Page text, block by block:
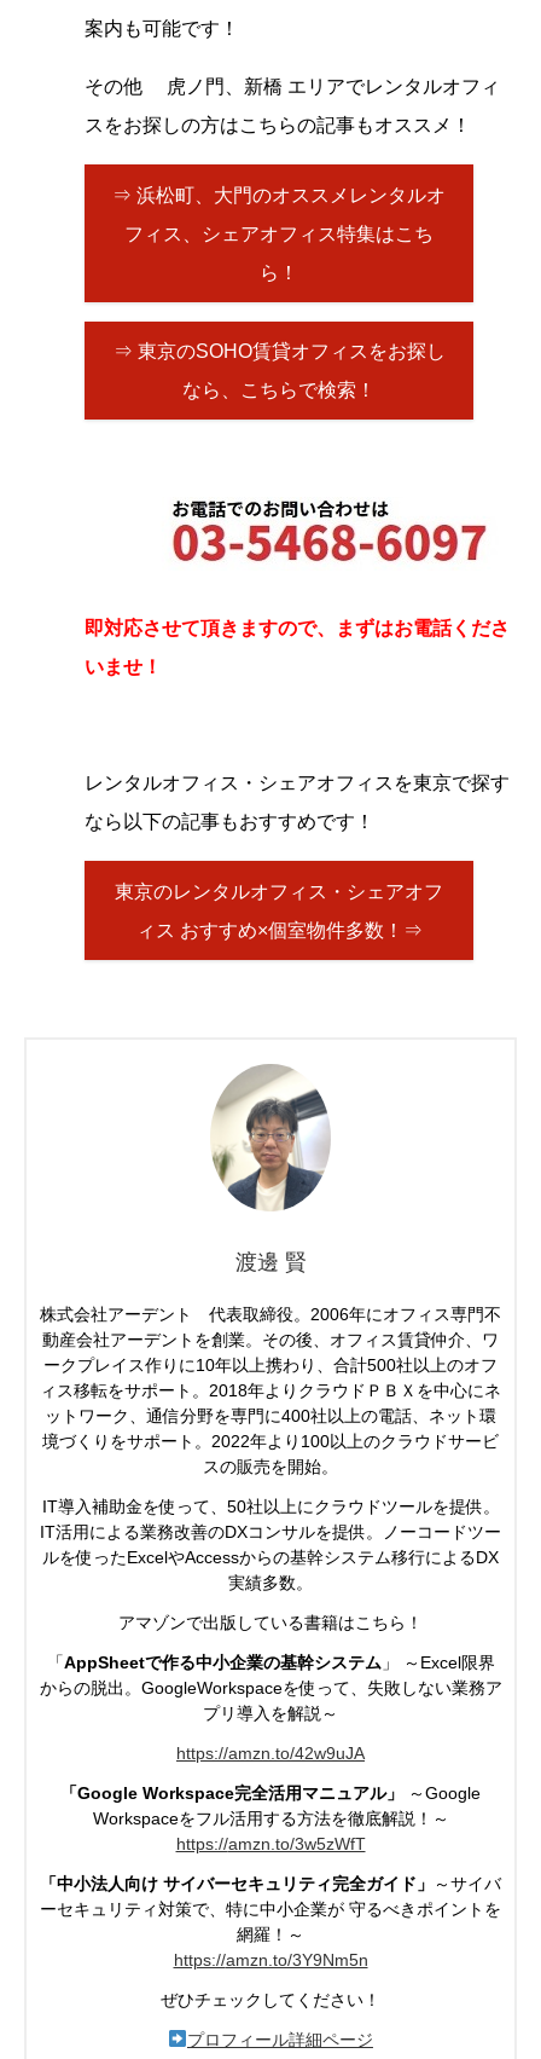
案内も可能です！
その他 虎ノ門、新橋 エリアでレンタルオフィ
スをお探しの方はこちらの記事もオススメ！
⇒ 浜松町、大門のオススメレンタルオ
フィス、シェアオフィス特集はこち
ら！
⇒ 東京のSOHO賃貸オフィスをお探し
なら、こちらで検索！
即対応させて頂きますので、まずはお電話くださ
いませ！
レンタルオフィス・シェアオフィスを東京で探す
なら以下の記事もおすすめです！
東京のレンタルオフィス・シェアオフ
ィス おすすめ×個室物件多数！⇒
渡邊 賢
株式会社アーデント 代表取締役。2006年にオフィス専門不
動産会社アーデントを創業。その後、オフィス賃貸仲介、ワ
ークプレイス作りに10年以上携わり、合計500社以上のオフ
ィス移転をサポート。2018年よりクラウドＰＢＸを中心にネ
ットワーク、通信分野を専門に400社以上の電話、ネット環
境づくりをサポート。2022年より100以上のクラウドサービ
スの販売を開始。
IT導入補助金を使って、50社以上にクラウドツールを提供。
IT活用による業務改善のDXコンサルを提供。ノーコードツー
ルを使ったExcelやAccessからの基幹システム移行によるDX
実績多数。
アマゾンで出版している書籍はこちら！
「AppSheetで作る中小企業の基幹システム 」 ～Excel限界
からの脱出。GoogleWorkspaceを使って、失敗しない業務ア
プリ導入を解説～
https://amzn.to/42w9uJA
「Google Workspace完全活用マニュアル」
～Google
Workspaceをフル活用する方法を徹底解説！～
https://amzn.to/3w5zWfT
「中小法人向け サイバーセキュリティ完全ガイド」
～サイバ
ーセキュリティ対策で、特に中小企業が 守るべきポイントを
網羅！～
https://amzn.to/3Y9Nm5n
ぜひチェックしてください！
プロフィール詳細ページ